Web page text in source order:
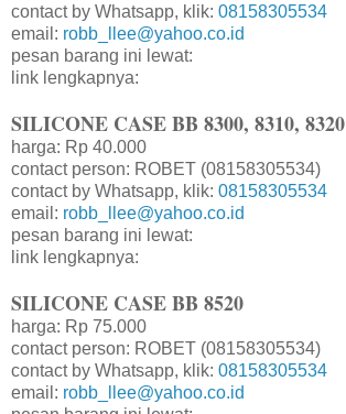
contact by Whatsapp, klik: 08158305534
email: robb_llee@yahoo.co.id
pesan barang ini lewat:
link lengkapnya:
SILICONE CASE BB 8300, 8310, 8320
harga: Rp 40.000
contact person: ROBET (08158305534)
contact by Whatsapp, klik: 08158305534
email: robb_llee@yahoo.co.id
pesan barang ini lewat:
link lengkapnya:
SILICONE CASE BB 8520
harga: Rp 75.000
contact person: ROBET (08158305534)
contact by Whatsapp, klik: 08158305534
email: robb_llee@yahoo.co.id